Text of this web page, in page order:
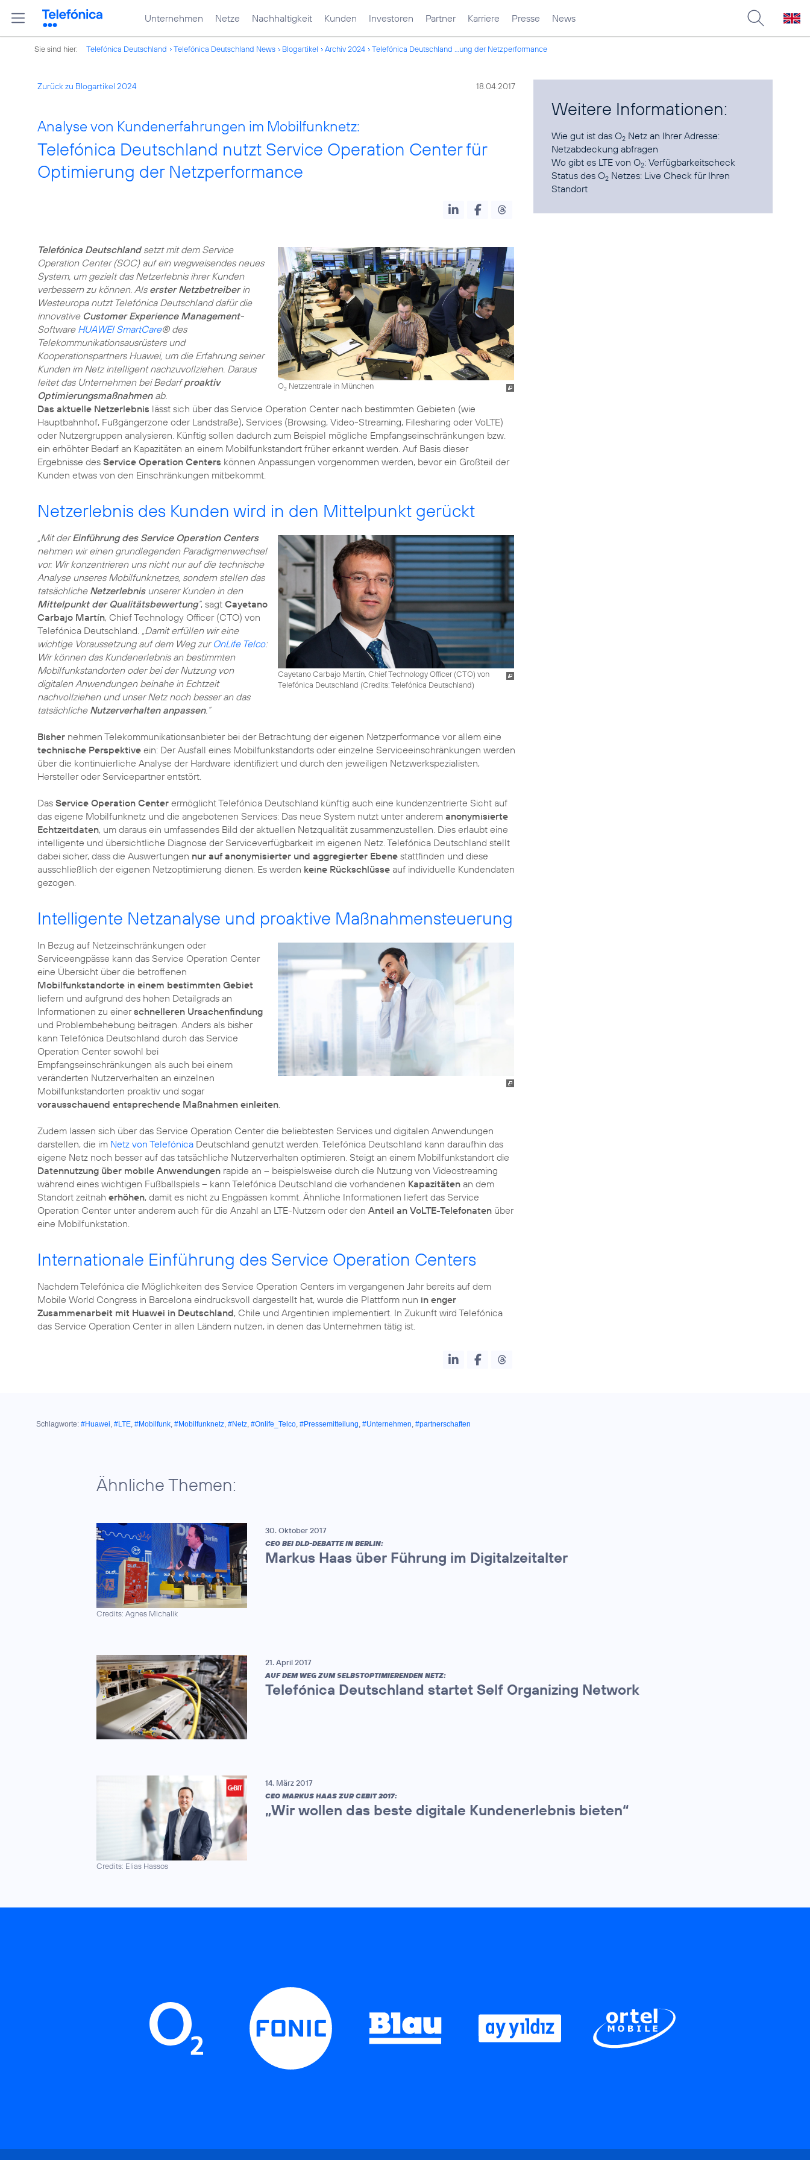
Unternehmen Netze Nachhaltigkeit Kunden Investoren Partner Karriere Presse News
Sie sind hier: Telefónica Deutschland Telefónica Deutschland News Blogartikel Archiv 2024 Telefónica Deutschland ...ung der Netzperformance
Zurück zu Blogartikel 2024 18.04.2017
Analyse von Kundenerfahrungen im Mobilfunknetz:
Telefónica Deutschland nutzt Service Operation Center für
Optimierung der Netzperformance
O2Netzzentrale in München
Telefónica Deutschlandsetzt mit dem Service
Operation Center (SOC) auf ein wegweisendes neues
System, um gezielt das Netzerlebnis ihrer Kunden
verbessern zu können. Als erster Netzbetreiberin
Westeuropa nutzt Telefónica Deutschland dafür die
innovative Customer Experience Management-
Software HUAWEI SmartCare® des
Telekommunikationsausrüsters und
Kooperationspartners Huawei, um die Erfahrung seiner
Kunden im Netz intelligent nachzuvollziehen. Daraus
leitet das Unternehmen bei Bedarfproaktiv
Optimierungsmaßnahmenab.
Das aktuelle Netzerlebnis lässt sich über das Service Operation Center nach bestimmten Gebieten (wie
Hauptbahnhof, Fußgängerzone oder Landstraße), Services (Browsing, Video-Streaming, Filesharing oder VoLTE)
oder Nutzergruppen analysieren. Künftig sollen dadurch zum Beispiel mögliche Empfangseinschränkungen bzw.
ein erhöhter Bedarf an Kapazitäten an einem Mobilfunkstandort früher erkannt werden. Auf Basis dieser
Ergebnisse des Service Operation Centers können Anpassungen vorgenommen werden, bevor ein Großteil der
Kunden etwas von den Einschränkungen mitbekommt.
Netzerlebnis des Kunden wird in den Mittelpunkt gerückt
Cayetano Carbajo Martín, Chief Technology Officer (CTO) von
Telefónica Deutschland (Credits: Telefónica Deutschland)
„Mit derEinführung des Service Operation Centers
nehmen wir einen grundlegenden Paradigmenwechsel
vor. Wir konzentrieren uns nicht nur auf die technische
Analyse unseres Mobilfunknetzes, sondern stellen das
tatsächliche Netzerlebnisunserer Kunden in den
Mittelpunkt der Qualitätsbewertung“, sagt Cayetano
Carbajo Martín, Chief Technology Officer (CTO) von
Telefónica Deutschland. „Damit erfüllen wir eine
wichtige Voraussetzung auf dem Weg zur OnLife Telco:
Wir können das Kundenerlebnis an bestimmten
Mobilfunkstandorten oder bei der Nutzung von
digitalen Anwendungen beinahe in Echtzeit
nachvollziehen und unser Netz noch besser an das
tatsächliche Nutzerverhalten anpassen.“
Bisher nehmen Telekommunikationsanbieter bei der Betrachtung der eigenen Netzperformance vor allem eine
technische Perspektive ein: Der Ausfall eines Mobilfunkstandorts oder einzelne Serviceeinschränkungen werden
über die kontinuierliche Analyse der Hardware identifiziert und durch den jeweiligen Netzwerkspezialisten,
Hersteller oder Servicepartner entstört.
Das Service Operation Center ermöglicht Telefónica Deutschland künftig auch eine kundenzentrierte Sicht auf
das eigene Mobilfunknetz und die angebotenen Services: Das neue System nutzt unter anderem anonymisierte
Echtzeitdaten, um daraus ein umfassendes Bild der aktuellen Netzqualität zusammenzustellen. Dies erlaubt eine
intelligente und übersichtliche Diagnose der Serviceverfügbarkeit im eigenen Netz. Telefónica Deutschland stellt
dabei sicher, dass die Auswertungen nur auf anonymisierter und aggregierter Ebene stattfinden und diese
ausschließlich der eigenen Netzoptimierung dienen. Es werden keine Rückschlüsse auf individuelle Kundendaten
gezogen.
Intelligente Netzanalyse und proaktive Maßnahmensteuerung
In Bezug auf Netzeinschränkungen oder
Serviceengpässe kann das Service Operation Center
eine Übersicht über die betroffenen
Mobilfunkstandorte in einem bestimmten Gebiet
liefern und aufgrund des hohen Detailgrads an
Informationen zu einerschnelleren Ursachenfindung
und Problembehebung beitragen. Anders als bisher
kann Telefónica Deutschland durch das Service
Operation Center sowohl bei
Empfangseinschränkungen als auch bei einem
veränderten Nutzerverhalten an einzelnen
Mobilfunkstandorten proaktiv und sogar
vorausschauend entsprechende Maßnahmen einleiten.
Zudem lassen sich über das Service Operation Center die beliebtesten Services und digitalen Anwendungen
darstellen, die im Netz von Telefónica Deutschland genutzt werden. Telefónica Deutschland kann daraufhin das
eigene Netz noch besser auf das tatsächliche Nutzerverhalten optimieren. Steigt an einem Mobilfunkstandort die
Datennutzung über mobile Anwendungen rapide an – beispielsweise durch die Nutzung von Videostreaming
während eines wichtigen Fußballspiels – kann Telefónica Deutschland die vorhandenen Kapazitäten an dem
Standort zeitnah erhöhen, damit es nicht zu Engpässen kommt. Ähnliche Informationen liefert das Service
Operation Center unter anderem auch für die Anzahl an LTE-Nutzern oder den Anteil an VoLTE-Telefonaten über
eine Mobilfunkstation.
Internationale Einführung des Service Operation Centers
Nachdem Telefónica die Möglichkeiten des Service Operation Centers im vergangenen Jahr bereits auf dem
Mobile World Congress in Barcelona eindrucksvoll dargestellt hat, wurde die Plattform nun in enger
Zusammenarbeit mit Huawei in Deutschland, Chile und Argentinien implementiert. In Zukunft wird Telefónica
das Service Operation Center in allen Ländern nutzen, in denen das Unternehmen tätig ist.
Weitere Informationen:
Wie gut ist das O2 Netz an Ihrer Adresse:
Netzabdeckung abfragen
Wo gibt es LTE von O2:Verfügbarkeitscheck
Status des O2 Netzes: Live Check für Ihren
Standort
Schlagworte: #Huawei, #LTE, #Mobilfunk, #Mobilfunknetz, #Netz, #Onlife_Telco, #Pressemitteilung, #Unternehmen, #partnerschaften
Ähnliche Themen:
Credits: Agnes Michalik
30. Oktober 2017
CEO BEI DLD-DEBATTE IN BERLIN:
Markus Haas über Führung im Digitalzeitalter
21. April 2017
AUF DEM WEG ZUM SELBSTOPTIMIERENDEN NETZ:
Telefónica Deutschland startet Self Organizing Network
Credits: Elias Hassos
14. März 2017
CEO MARKUS HAAS ZUR CEBIT 2017:
„Wir wollen das beste digitale Kundenerlebnis bieten“